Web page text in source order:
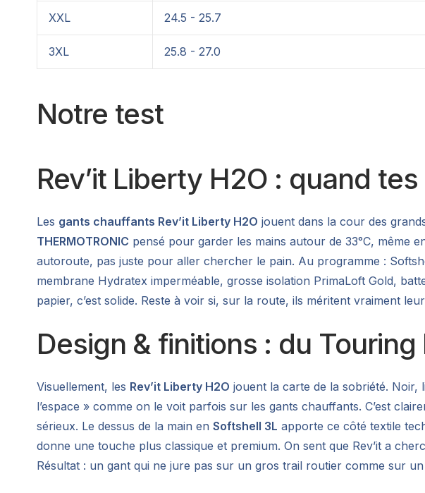
XXL 24.5 - 25.7
3XL 25.8 - 27.0
Notre test
Rev’it Liberty H2O : quand
Les gants chauffants Rev’it Liberty H2O jouent dans la cour des
THERMOTRONIC pensé pour garder les mains autour de 33°C, même
autoroute, pas juste pour aller chercher le pain. Au programme :
membrane Hydratex imperméable, grosse isolation PrimaLoft Gold,
papier, c’est solide. Reste à voir si, sur la route, ils méritent vraiment
Design & finitions : du
Visuellement, les Rev’it Liberty H2O jouent la carte de la sobriété. Noir,
l’espace » comme on le voit parfois sur les gants chauffants. C’est
sérieux. Le dessus de la main en Softshell 3L apporte ce côté textile
donne une touche plus classique et premium. On sent que Rev’it a
Résultat : un gant qui ne jure pas sur un gros trail routier comme sur